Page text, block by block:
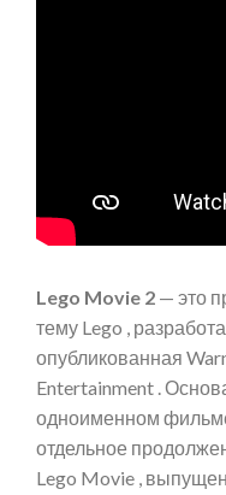
Lego Movie 2 — это
тему Lego ,
опубликованная
Entertainment .
одноименном
отдельное
Lego Movie ,